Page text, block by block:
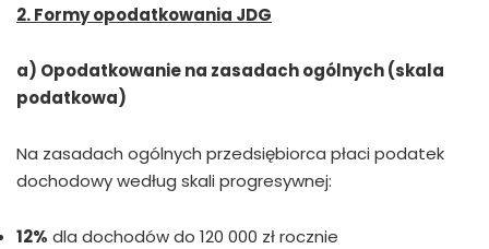
2. Formy opodatkowania JDG
a) Opodatkowanie na zasadach ogólnych (skala
podatkowa)
Na zasadach ogólnych przedsiębiorca płaci podatek
dochodowy według skali progresywnej:
12% dla dochodów do 120 000 zł rocznie